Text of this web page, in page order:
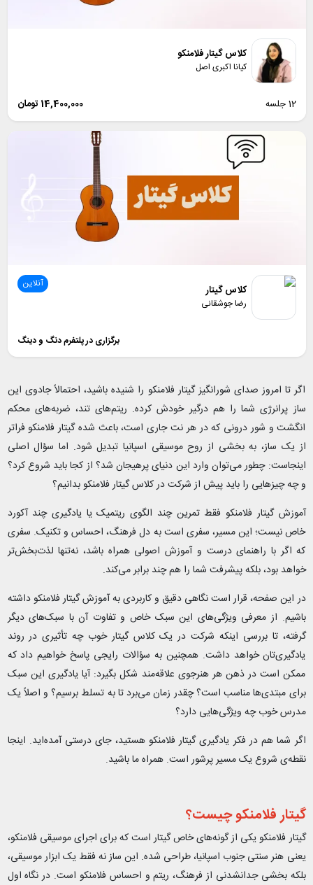
کلاس گیتار فلامنکو
کیانا اکبری اصل
12 جلسه 14,400,000 تومان
کلاس گیتار
رضا جوشقانی
آنلاین
برگزاری در پلتفرم دنگ و دینگ
اگر تا امروز صدای شورانگیز گیتار فلامنکو را شنیده باشید، احتمالاً جادوی این
ساز پرانرژی شما را هم درگیر خودش کرده. ریتم‌های تند، ضربه‌های محکم
انگشت و شور درونی که در هر نت جاری است، باعث شده گیتار فلامنکو فراتر
از یک ساز، به بخشی از روح موسیقی اسپانیا تبدیل شود. اما سؤال اصلی
اینجاست: چطور می‌توان وارد این دنیای پرهیجان شد؟ از کجا باید شروع کرد؟
و چه چیزهایی را باید پیش از شرکت در کلاس گیتار فلامنکو بدانیم؟
آموزش گیتار فلامنکو فقط تمرین چند الگوی ریتمیک یا یادگیری چند آکورد
خاص نیست؛ این مسیر، سفری است به دل فرهنگ، احساس و تکنیک. سفری
که اگر با راهنمای درست و آموزش اصولی همراه باشد، نه‌تنها لذت‌بخش‌تر
خواهد بود، بلکه پیشرفت شما را هم چند برابر می‌کند.
در این صفحه، قرار است نگاهی دقیق و کاربردی به آموزش گیتار فلامنکو داشته
باشیم. از معرفی ویژگی‌های این سبک خاص و تفاوت آن با سبک‌های دیگر
گرفته، تا بررسی اینکه شرکت در یک کلاس گیتار خوب چه تأثیری در روند
یادگیری‌تان خواهد داشت. همچنین به سؤالات رایجی پاسخ خواهیم داد که
ممکن است در ذهن هر هنرجوی علاقه‌مند شکل بگیرد: آیا یادگیری این سبک
برای مبتدی‌ها مناسب است؟ چقدر زمان می‌برد تا به تسلط برسیم؟ و اصلاً یک
مدرس خوب چه ویژگی‌هایی دارد؟
اگر شما هم در فکر یادگیری گیتار فلامنکو هستید، جای درستی آمده‌اید. اینجا
نقطه‌ی شروع یک مسیر پرشور است. همراه ما باشید.
گیتار فلامنکو چیست؟
گیتار فلامنکو یکی از گونه‌های خاص گیتار است که برای اجرای موسیقی فلامنکو،
یعنی هنر سنتی جنوب اسپانیا، طراحی شده. این ساز نه فقط یک ابزار موسیقی،
بلکه بخشی جدانشدنی از فرهنگ، ریتم و احساس فلامنکو است. در نگاه اول